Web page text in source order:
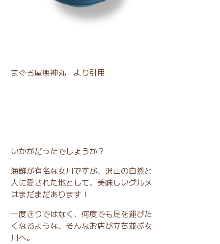
まぐろ屋明神丸 より引用
いかがだったでしょうか？
海鮮が有名な女川ですが、沢山の自然と
人に愛された地として、美味しいグルメ
はまだまだあります！
一度きりではなく、何度でも足を運びた
くなるような、そんなお店が立ち並ぶ女
川へ。